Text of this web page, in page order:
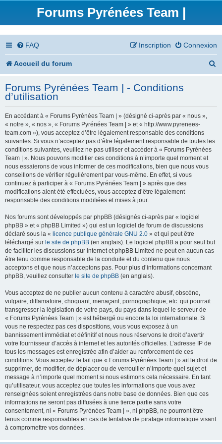
Forums Pyrénées Team |
FAQ Connexion
Inscription
Accueil du forum
h
Forums Pyrénées Team | - Conditions
d’utilisation
En accédant à « Forums Pyrénées Team | » (désigné ci-après par « nous »,
« notre », « nos », « Forums Pyrénées Team | » et « http://www.pyrenees-
team.com »), vous acceptez d’être légalement responsable des conditions
suivantes. Si vous n’acceptez pas d’être légalement responsable de toutes les
conditions suivantes, veuillez ne pas utiliser et accéder à « Forums Pyrénées
Team | ». Nous pouvons modifier ces conditions à n’importe quel moment et
nous essaierons de vous informer de ces modifications, bien que nous vous
conseillons de vérifier régulièrement par vous-même. En effet, si vous
continuez à participer à « Forums Pyrénées Team | » après que des
modifications aient été effectuées, vous acceptez d’être légalement
responsable des conditions modifiées et mises à jour.
Nos forums sont développés par phpBB (désignés ci-après par « logiciel
phpBB » et « phpBB Limited ») qui est un logiciel de forum de discussions
déclaré sous la « licence publique générale GNU 2.0 » et qui peut être
téléchargé sur le site de phpBB (en anglais). Le logiciel phpBB a pour seul but
de faciliter les discussions sur internet et phpBB Limited ne peut en aucun cas
être tenu comme responsable de la conduite et du contenu que nous
acceptons et que nous n’acceptons pas. Pour plus d’informations concernant
phpBB, veuillez consulter le site de phpBB (en anglais).
Vous acceptez de ne publier aucun contenu à caractère abusif, obscène,
vulgaire, diffamatoire, choquant, menaçant, pornographique, etc. qui pourrait
transgresser la législation de votre pays, du pays dans lequel le serveur de
« Forums Pyrénées Team | » est hébergé ou encore la loi internationale. Si
vous ne respectez pas ces dispositions, vous vous exposez à un
bannissement immédiat et définitif et nous nous réservons le droit d’avertir
votre fournisseur d’accès à internet et les autorités officielles. L’adresse IP de
tous les messages est enregistrée afin d’aider au renforcement de ces
conditions. Vous acceptez le fait que « Forums Pyrénées Team | » ait le droit de
supprimer, de modifier, de déplacer ou de verrouiller n’importe quel sujet et
message à n’importe quel moment si nous estimons cela nécessaire. En tant
qu’utilisateur, vous acceptez que toutes les informations que vous avez
renseignées soient enregistrées dans notre base de données. Bien que ces
informations ne seront pas diffusées à une tierce partie sans votre
consentement, ni « Forums Pyrénées Team | », ni phpBB, ne pourront être
tenus comme responsables en cas de tentative de piratage informatique visant
à compromettre vos données.